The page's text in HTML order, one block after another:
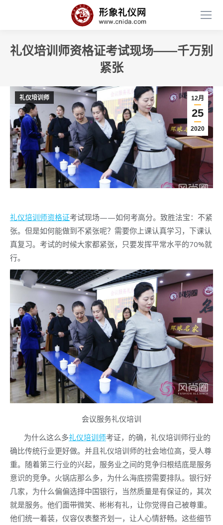
礼仪培训师资格证考试现场——千万别
紧张
12月
25
2020
礼仪培训师
礼仪培训师资格证考试现场——如何考高分。致胜法宝：不紧
张。但是如何能做到不紧张呢？需要你上课认真学习，下课认
真复习。考试的时候大家都紧张，只要发挥平常水平的70%就
行。
会议服务礼仪培训
为什么这么多礼仪培训师考证，的确，礼仪培训师行业的
确比传统行业更好做。并且礼仪培训师的社会地位高，受人尊
重。随着第三行业的兴起，服务业之间的竞争归根结底是服务
意识的竞争。火锅店那么多，为什么海底捞需要排队。银行好
几家，为什么偏偏选择中国银行，当然质量是有保证的，其次
就是服务。他们面带微笑、彬彬有礼，让你觉得自己被尊重。
他们统一着装，仪容仪表整齐划一，让人心情舒畅。这些细节